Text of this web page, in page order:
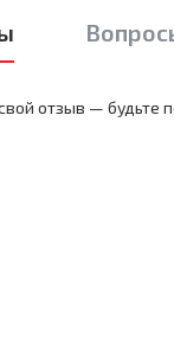
отзыв — будьте